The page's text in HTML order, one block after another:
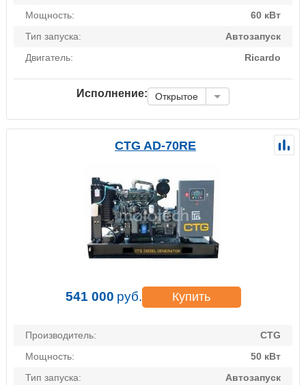
Мощность:
60 кВт
Тип запуска:
Автозапуск
Двигатель:
Ricardo
Исполнение: Открытое
CTG AD-70RE
541 000 руб. Купить
Производитель:
CTG
Мощность:
50 кВт
Тип запуска:
Автозапуск